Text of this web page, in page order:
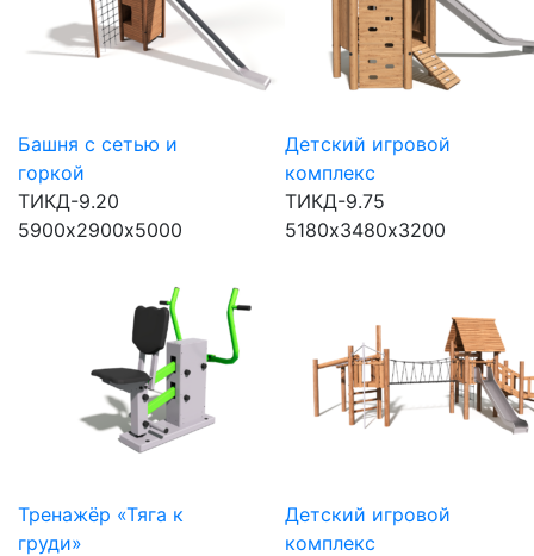
Башня с сетью и
горкой
ТИКД-9.20
5900х2900х5000
Детский игровой
комплекс
ТИКД-9.75
5180х3480х3200
Тренажёр «Тяга к
груди»
Детский игровой
комплекс